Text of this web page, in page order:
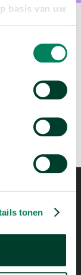
basis van uw
tonen
arrow_forward